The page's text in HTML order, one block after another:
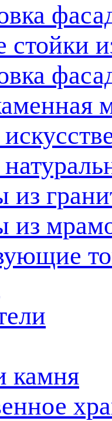
стойки
из
из
камня